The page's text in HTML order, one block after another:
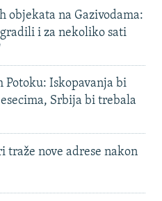
objekata na Gazivodama:
i za nekoliko sati
Potoku: Iskopavanja bi
Srbija bi trebala
traže nove adrese nakon